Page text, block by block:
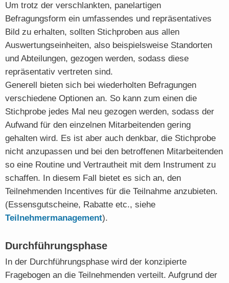
Um trotz der verschlankten, panelartigen
Befragungsform ein umfassendes und repräsentatives
Bild zu erhalten, sollten Stichproben aus allen
Auswertungseinheiten, also beispielsweise Standorten
und Abteilungen, gezogen werden, sodass diese
repräsentativ vertreten sind.
Generell bieten sich bei wiederholten Befragungen
verschiedene Optionen an. So kann zum einen die
Stichprobe jedes Mal neu gezogen werden, sodass der
Aufwand für den einzelnen Mitarbeitenden gering
gehalten wird. Es ist aber auch denkbar, die Stichprobe
nicht anzupassen und bei den betroffenen Mitarbeitenden
so eine Routine und Vertrautheit mit dem Instrument zu
schaffen. In diesem Fall bietet es sich an, den
Teilnehmenden Incentives für die Teilnahme anzubieten.
(Essensgutscheine, Rabatte etc., siehe
Teilnehmermanagement).
Durchführungsphase
In der Durchführungsphase wird der konzipierte
Fragebogen an die Teilnehmenden verteilt. Aufgrund der